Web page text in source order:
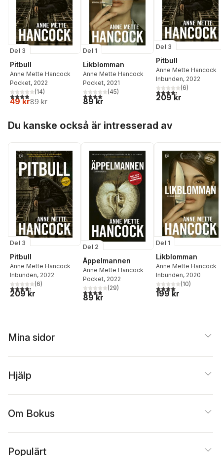
Del 3
Pitbull
Anne Mette Hancock
Pocket, 2022
3,9utav 5 stjärnor. Totalt antal röster:
(14)
49 kr89 kr
Del 1
Likblomman
Anne Mette Hancock
Pocket, 2021
4,0utav 5 stjärnor. Totalt antal röster:
(45)
89 kr
Del 3
Pitbull
Anne Mette Hancock
Inbunden, 2022
4,3utav 5 stjärnor.
(6)
209 kr
Du kanske också är intresserad av
Del 3
Pitbull
Anne Mette Hancock
Inbunden, 2022
4,3utav 5 stjärnor. Totalt antal röster:
(6)
209 kr
Del 2
Äppelmannen
Anne Mette Hancock
Pocket, 2022
3,9utav 5 stjärnor. Totalt antal röster:
(29)
89 kr
Del 1
Likblomman
Anne Mette Hancock
Inbunden, 2020
4,1utav 5 stjärnor.
(10)
199 kr
Mina sidor
Hjälp
Om Bokus
Populärt